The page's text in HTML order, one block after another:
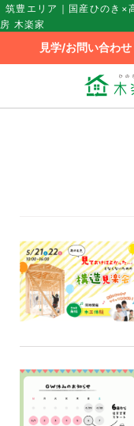
筑豊エリア｜国産ひのき×
房 木楽家
見学/お問い合わせ